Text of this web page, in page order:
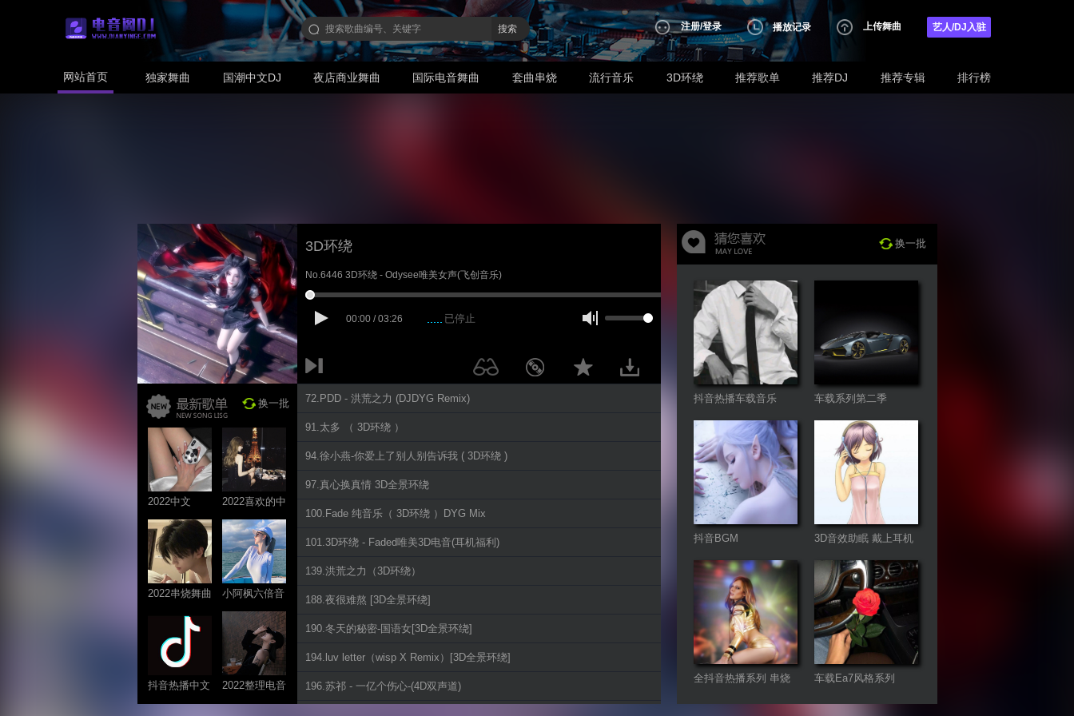
搜索 注册/登录 播放记录 上传舞曲 艺人/DJ入驻
网站首页 独家舞曲 国潮中文DJ 夜店商业舞曲 国际电音舞曲 套曲串烧 流行音乐 3D环绕 推荐歌单 推荐DJ 推荐专辑 排行榜
3D环绕
No.6446 3D环绕 - Odysee唯美女声(飞创音乐)
00:00 / 03:26 已停止
换一批
2022中文
ProgHouse歌
曲
2022喜欢的中
文DJ舞曲
2022串烧舞曲
小阿枫六倍音
质系列 车载
抖音热播中文
系列
2022整理电音
系列
72.PDD - 洪荒之力 (DJDYG Remix)
91.太多 （ 3D环绕 ）
94.徐小燕-你爱上了别人别告诉我 ( 3D环绕 )
97.真心换真情 3D全景环绕
100.Fade 纯音乐（ 3D环绕 ）DYG Mix
101.3D环绕 - Faded唯美3D电音(耳机福利)
139.洪荒之力（3D环绕）
188.夜很难熬 [3D全景环绕]
190.冬天的秘密-国语女[3D全景环绕]
194.luv letter（wisp X Remix）[3D全景环绕]
196.苏祁 - 一亿个伤心-(4D双声道)
换一批
抖音热播车载音乐 车载系列第二季
抖音BGM
3D音效助眠 戴上耳机
全抖音热播系列 串烧
车载Ea7风格系列